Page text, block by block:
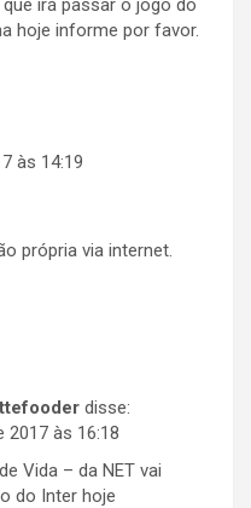
irá passar o jogo do
hoje informe por favor.
às 14:19
própria via internet.
disse:
2017 às 16:18
Vida – da NET vai
do Inter hoje